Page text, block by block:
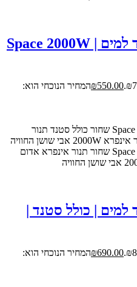
תנור אינפרא אדום עמיד למים | Space 2000W
₪550.00
המחיר הנוכחי הוא:
למים | כולל סטנד |
₪690.00
המחיר הנוכחי הוא: